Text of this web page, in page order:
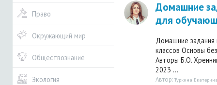
Право
Окружающий мир
Обществознание
Экология
Домашние
для
Домашние
классов Основы
Авторы Б.О.
2023 ...
Автор: Туркина